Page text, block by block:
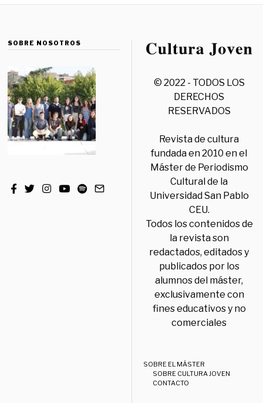
SOBRE NOSOTROS
© 2022 - TODOS LOS
DERECHOS
RESERVADOS
Revista de cultura
fundada en 2010 en el
Máster de Periodismo
Cultural de la
Universidad San Pablo
CEU.
Todos los contenidos de
la revista son
redactados, editados y
publicados por los
alumnos del máster,
exclusivamente con
fines educativos y no
comerciales
SOBRE EL MÁSTER
SOBRE CULTURA JOVEN
CONTACTO